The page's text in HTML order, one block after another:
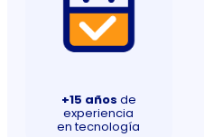
+15 años de
experiencia
en tecnología